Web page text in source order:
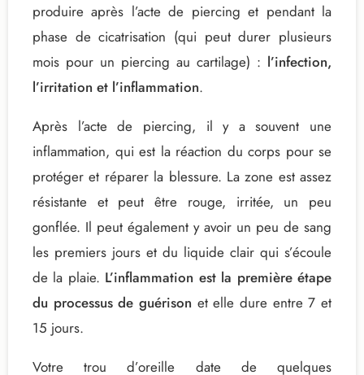
produire après l’acte de piercing et pendant la
phase de cicatrisation (qui peut durer plusieurs
mois pour un piercing au cartilage) : l’infection,
l’irritation et l’inflammation.
Après l’acte de piercing, il y a souvent une
inflammation, qui est la réaction du corps pour se
protéger et réparer la blessure. La zone est assez
résistante et peut être rouge, irritée, un peu
gonflée. Il peut également y avoir un peu de sang
les premiers jours et du liquide clair qui s’écoule
de la plaie. L’inflammation est la première étape
du processus de guérison et elle dure entre 7 et
15 jours.
Votre trou d’oreille date de quelques